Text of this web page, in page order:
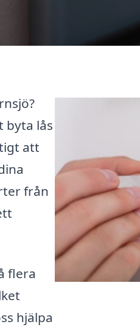
byta lås
att
från
flera
hjälpa